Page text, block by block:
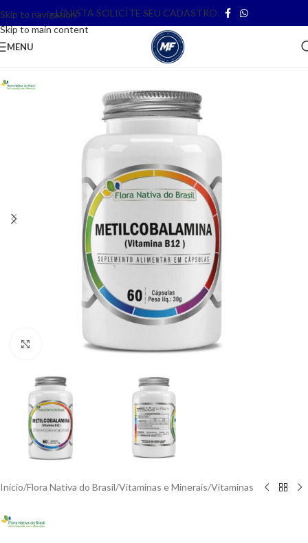
Skip to navigation
Skip to main content
LOJISTA SOLICITE SEU CADASTRO.
MENU
Clique para ampliar
Início/Flora Nativa do Brasil/Vitaminas e Minerais/Vitaminas